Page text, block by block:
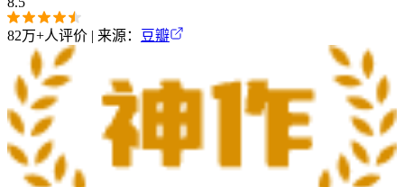
82万+人评价 | 来源： 豆瓣